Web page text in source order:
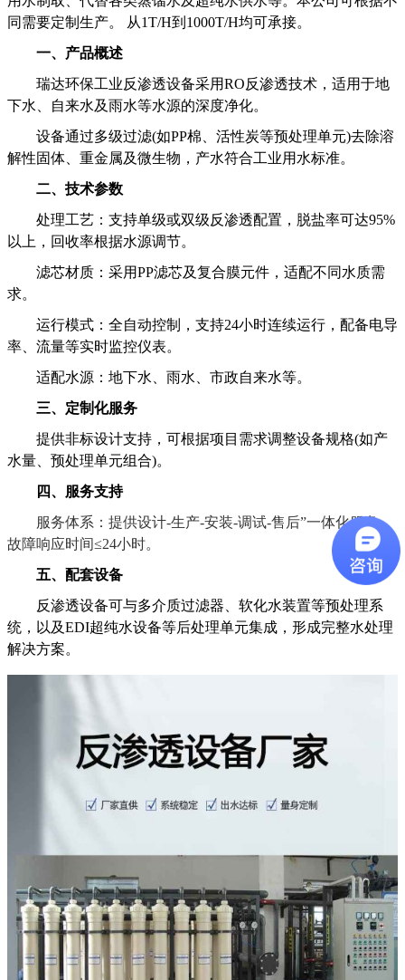
同需要定制生产。 从1T/H到1000T/H均可承接。
一、产品概述
瑞达环保工业反渗透设备采用RO反渗透技术，适用于地
下水、自来水及雨水等水源的深度净化。
设备通过多级过滤(如PP棉、活性炭等预处理单元)去除溶
解性固体、重金属及微生物，产水符合工业用水标准。
二、技术参数
‌处理工艺‌：支持单级或双级反渗透配置，脱盐率可达95%
以上，回收率根据水源调节。
‌滤芯材质‌：采用PP滤芯及复合膜元件，适配不同水质需
求。
‌运行模式‌：全自动控制，支持24小时连续运行，配备电导
率、流量等实时监控仪表。
‌适配水源‌：地下水、雨水、市政自来水等。
三、定制化服务
提供非标设计支持，可根据项目需求调整设备规格(如产
水量、预处理单元组合)。
四、服务支持
服务体系：提供设计-生产-安装-调试-售后”一体化服务，
故障响应时间≤24小时。
五、配套设备
反渗透设备可与多介质过滤器、软化水装置等预处理系
统，以及EDI超纯水设备等后处理单元集成，形成完整水处理
解决方案。